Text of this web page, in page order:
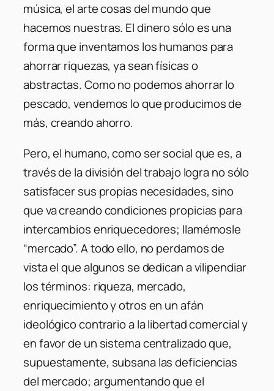
música, el arte cosas del mundo que
hacemos nuestras. El dinero sólo es una
forma que inventamos los humanos para
ahorrar riquezas, ya sean físicas o
abstractas. Como no podemos ahorrar lo
pescado, vendemos lo que producimos de
más, creando ahorro.
Pero, el humano, como ser social que es, a
través de la división del trabajo logra no sólo
satisfacer sus propias necesidades, sino
que va creando condiciones propicias para
intercambios enriquecedores; llamémosle
“mercado”. A todo ello, no perdamos de
vista el que algunos se dedican a vilipendiar
los términos: riqueza, mercado,
enriquecimiento y otros en un afán
ideológico contrario a la libertad comercial y
en favor de un sistema centralizado que,
supuestamente, subsana las deficiencias
del mercado; argumentando que el